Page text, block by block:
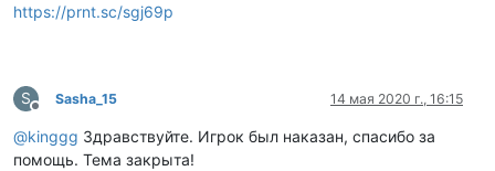
https://prnt.sc/sgj69p
S
Не в сети
Sasha_15 14 мая 2020 г., 16:15
@kinggg Здравствуйте. Игрок был наказан, спасибо за
помощь. Тема закрыта!